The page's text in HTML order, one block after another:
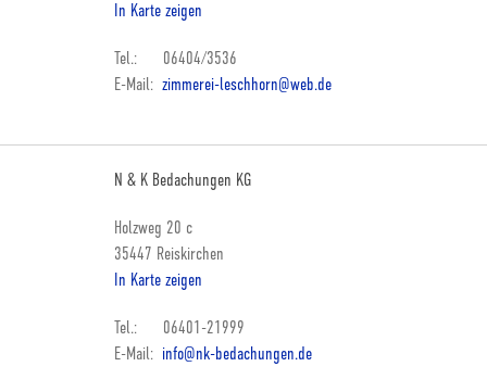
In Karte zeigen
Tel.: 06404/3536
E-Mail: zimmerei-leschhorn@web.de
N & K Bedachungen KG
Holzweg 20 c
35447 Reiskirchen
In Karte zeigen
Tel.: 06401-21999
E-Mail: info@nk-bedachungen.de